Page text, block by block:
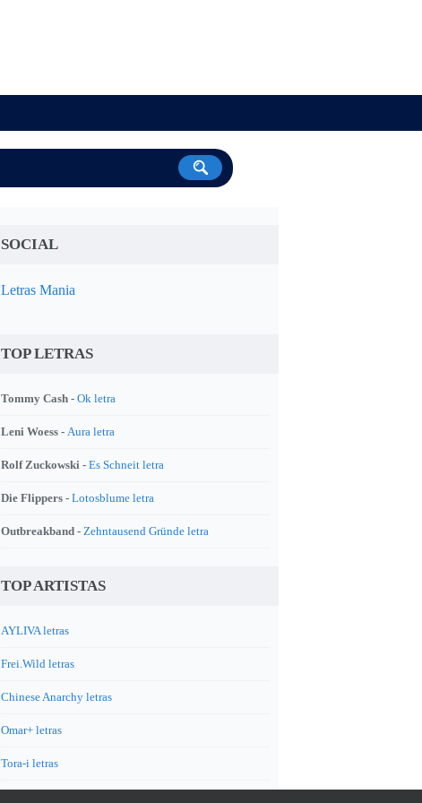
SOCIAL
Letras Mania
TOP LETRAS
Tommy Cash - Ok letra
Leni Woess - Aura letra
Rolf Zuckowski - Es Schneit letra
Die Flippers - Lotosblume letra
Outbreakband - Zehntausend Gründe letra
TOP ARTISTAS
AYLIVA letras
Frei.Wild letras
Chinese Anarchy letras
Omar+ letras
Tora-i letras